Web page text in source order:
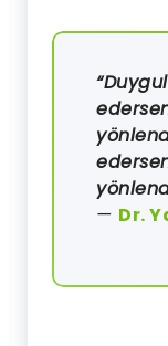
— Dr.